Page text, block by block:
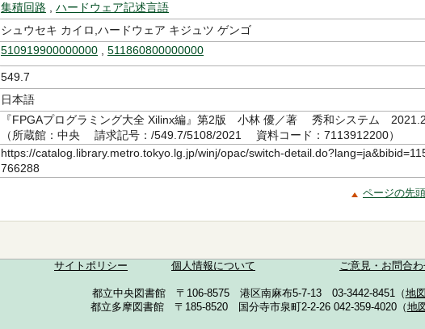
集積回路
ハードウェア記述言語
シュウセキ カイロ,ハードウェア キジュツ ゲンゴ
510919900000000 511860800000000
549.7
日本語
『FPGAプログラミング大全 Xilinx編』第2版 小林 優／著 秀和システム
（所蔵館：中央 請求記号：/549.7/5108/2021 資料コード：7113912200）
https://catalog.library.metro.tokyo.lg.jp/winj/opac/switch-
766288
ページの先
サイトポリシー 個人情報について ご意見・お問合
都立中央図書館 〒106-8575 港区南麻布5-7-13 03-3442-8451（地
都立多摩図書館 〒185-8520 国分寺市泉町2-2-26 042-359-4020（地